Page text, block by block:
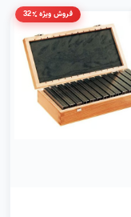
فروش ویژه %32